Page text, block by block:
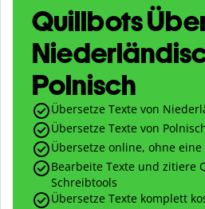
Quillbots
Polnisch
Übersetze Texte von
Übersetze Texte von
Übersetze online, ohne
Bearbeite Texte und zitiere
Schreibtools
Übersetze Texte komplett